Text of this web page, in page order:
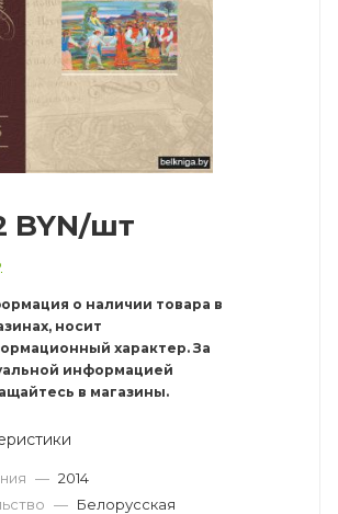
BYN/шт
о наличии товара в
носит
характер. За
информацией
в магазины.
— 2014
— Белорусская